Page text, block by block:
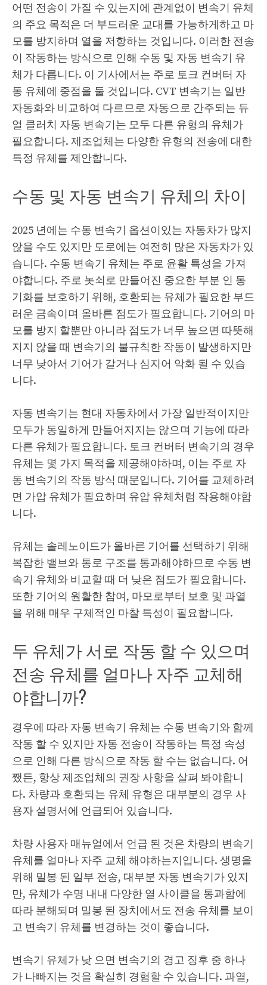
어떤 전송이 가질 수 있는지에 관계없이 변속기 유체
의 주요 목적은 더 부드러운 교대를 가능하게하고 마
모를 방지하며 열을 저항하는 것입니다. 이러한 전송
이 작동하는 방식으로 인해 수동 및 자동 변속기 유
체가 다릅니다. 이 기사에서는 주로 토크 컨버터 자
동 유체에 중점을 둘 것입니다. CVT 변속기는 일반
자동화와 비교하여 다르므로 자동으로 간주되는 듀
얼 클러치 자동 변속기는 모두 다른 유형의 유체가
필요합니다. 제조업체는 다양한 유형의 전송에 대한
특정 유체를 제안합니다.
수동 및 자동 변속기 유체의 차이
2025 년에는 수동 변속기 옵션이있는 자동차가 많지
않을 수도 있지만 도로에는 여전히 많은 자동차가 있
습니다. 수동 변속기 유체는 주로 윤활 특성을 가져
야합니다. 주로 놋쇠로 만들어진 중요한 부분 인 동
기화를 보호하기 위해, 호환되는 유체가 필요한 부드
러운 금속이며 올바른 점도가 필요합니다. 기어의 마
모를 방지 할뿐만 아니라 점도가 너무 높으면 따뜻해
지지 않을 때 변속기의 불규칙한 작동이 발생하지만
너무 낮아서 기어가 갈거나 심지어 악화 될 수 있습
니다.
자동 변속기는 현대 자동차에서 가장 일반적이지만
모두가 동일하게 만들어지지는 않으며 기능에 따라
다른 유체가 필요합니다. 토크 컨버터 변속기의 경우
유체는 몇 가지 목적을 제공해야하며, 이는 주로 자
동 변속기의 작동 방식 때문입니다. 기어를 교체하려
면 가압 유체가 필요하며 유압 유체처럼 작용해야합
니다.
유체는 솔레노이드가 올바른 기어를 선택하기 위해
복잡한 밸브와 통로 구조를 통과해야하므로 수동 변
속기 유체와 비교할 때 더 낮은 점도가 필요합니다.
또한 기어의 원활한 참여, 마모로부터 보호 및 과열
을 위해 매우 구체적인 마찰 특성이 필요합니다.
두 유체가 서로 작동 할 수 있으며
전송 유체를 얼마나 자주 교체해
야합니까?
경우에 따라 자동 변속기 유체는 수동 변속기와 함께
작동 할 수 있지만 자동 전송이 작동하는 특정 속성
으로 인해 다른 방식으로 작동 할 수는 없습니다. 어
쨌든, 항상 제조업체의 권장 사항을 살펴 봐야합니
다. 차량과 호환되는 유체 유형은 대부분의 경우 사
용자 설명서에 언급되어 있습니다.
차량 사용자 매뉴얼에서 언급 된 것은 차량의 변속기
유체를 얼마나 자주 교체 해야하는지입니다. 생명을
위해 밀봉 된 일부 전송, 대부분 자동 변속기가 있지
만, 유체가 수명 내내 다양한 ​​열 사이클을 통과함에
따라 분해되며 밀봉 된 장치에서도 전송 유체를 보이
고 변속기 유체를 변경하는 것이 좋습니다.
변속기 유체가 낮 으면 변속기의 경고 징후 중 하나
가 나빠지는 것을 확실히 경험할 수 있습니다. 과열,